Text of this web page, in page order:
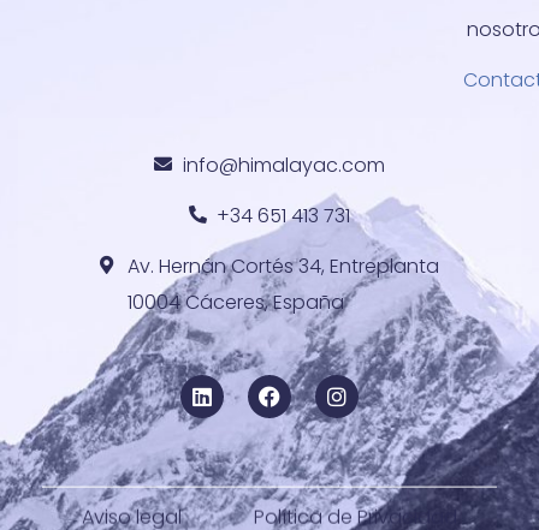
info@himalayac.com
+34 651 413 731
Av. Hernán Cortés 34, Entreplanta
10004 Cáceres, España
Aviso legal
Política de Privacidad